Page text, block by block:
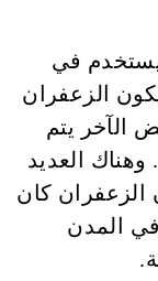
في
الزعفران
الآخر يتم
العديد
الزعفران كان
المدن